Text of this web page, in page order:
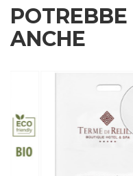
ANCHE